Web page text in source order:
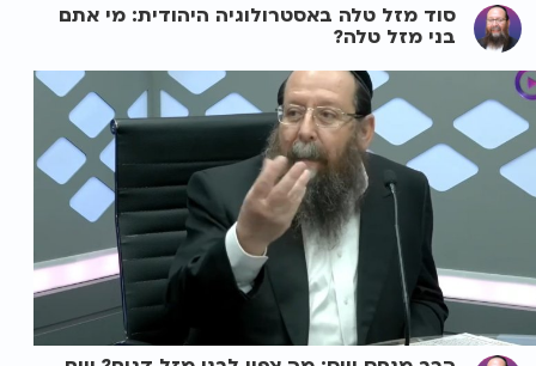
סוד מזל טלה באסטרולוגיה היהודית: מי אתם
בני מזל טלה?